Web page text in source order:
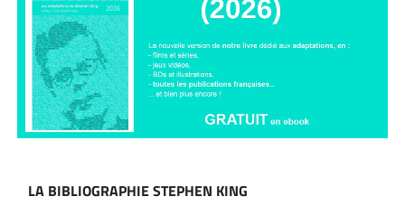
LA BIBLIOGRAPHIE STEPHEN KING